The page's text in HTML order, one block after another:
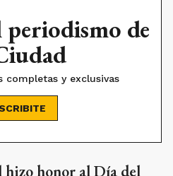
de
completas y exclusivas
hizo honor al Día del